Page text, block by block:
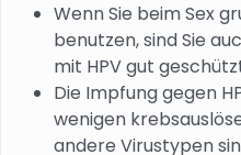
Wenn Sie beim Sex
benutzen, sind Sie
mit HPV gut
Die Impfung gegen
wenigen
andere Virustypen